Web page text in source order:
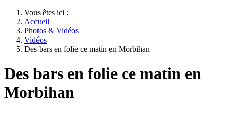
Vous êtes ici :
Accueil
Photos & Vidéos
Vidéos
Des bars en folie ce matin en Morbihan
Des bars en folie ce matin en
Morbihan